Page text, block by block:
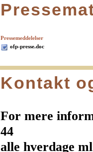
Pressemeddelelser
ofp-presse.doc
Kontakt
For mere
44
alle hverdage